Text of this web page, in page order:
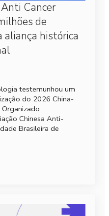
Cancer
de
aliança histórica
testemunhou um
do 2026 China-
Chinesa Anti-
Brasileira de